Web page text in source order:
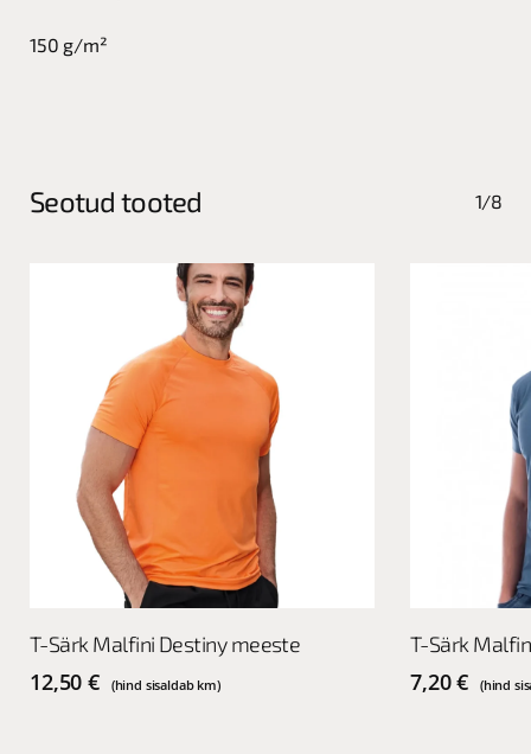
150 g/m²
Seotud tooted 1/8
Vali
product
has
T-Särk Malfini Destiny meeste
12,50€ (hind sisaldab km)
product
has
T-Särk
7,20€ (hind